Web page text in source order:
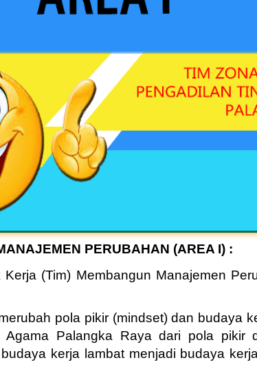
PERUBAHAN (AREA I) :
Kerja (Tim) Membangun Manajemen
pola pikir (mindset) dan budaya
Agama Palangka Raya dari pola pikir
kerja lambat menjadi budaya